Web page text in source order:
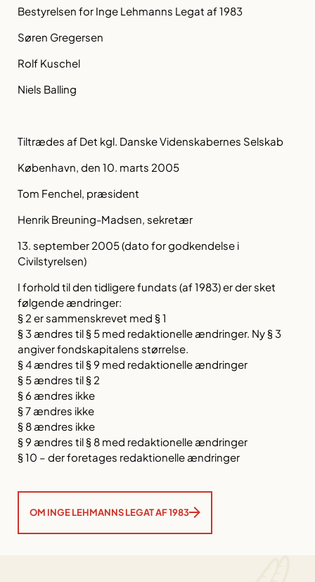
Bestyrelsen for Inge Lehmanns Legat af 1983
Søren Gregersen
Rolf Kuschel
Niels Balling
Tiltrædes af Det kgl. Danske Videnskabernes Selskab
København, den 10. marts 2005
Tom Fenchel, præsident
Henrik Breuning-Madsen, sekretær
13. september 2005 (dato for godkendelse i
Civilstyrelsen)
I forhold til den tidligere fundats (af 1983) er der sket
følgende ændringer:
§ 2 er sammenskrevet med § 1
§ 3 ændres til § 5 med redaktionelle ændringer. Ny § 3
angiver fondskapitalens størrelse.
§ 4 ændres til § 9 med redaktionelle ændringer
§ 5 ændres til § 2
§ 6 ændres ikke
§ 7 ændres ikke
§ 8 ændres ikke
§ 9 ændres til § 8 med redaktionelle ændringer
§ 10 – der foretages redaktionelle ændringer
OM INGE LEHMANNS LEGAT AF 1983